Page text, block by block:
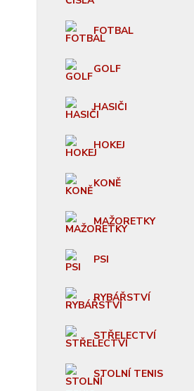
FOTBAL
GOLF
HASIČI
HOKEJ
KONĚ
MAŽORETKY
PSI
RYBÁŘSTVÍ
STŘELECTVÍ
STOLNÍ TENIS